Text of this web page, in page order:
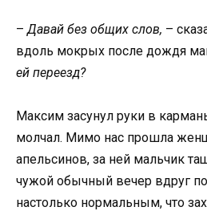
– Давай без общих слов, –
вдоль мокрых после дождя
ей переезд?
Максим засунул руки в
молчал. Мимо нас прошла
апельсинов, за ней мальчик
чужой обычный вечер вдруг
настолько нормальным, что